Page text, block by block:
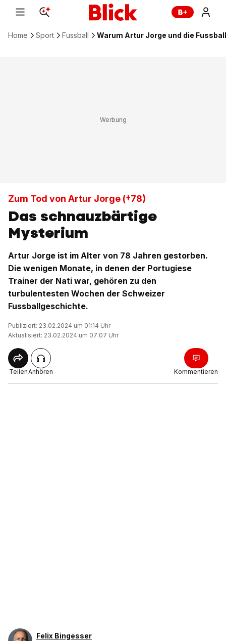
Home Sport Fussball Warum Artur Jorge und die
Zum Tod von Artur Jorge (†78)
Das schnauzbärtige
Mysterium
Artur Jorge ist im Alter von 78 Jahren gestorben.
Die wenigen Monate, in denen der Portugiese
Trainer der Nati war, gehören zu den
turbulentesten Wochen der Schweizer
Fussballgeschichte.
Publiziert: 23.02.2024 um 01:14 Uhr
Aktualisiert: 23.02.2024 um 07:07 Uhr
TeilenAnhören Kommentieren
Felix Bingesser